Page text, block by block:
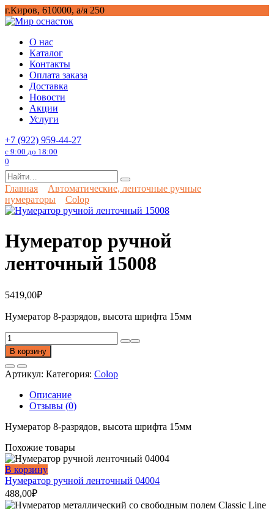
Перейти
к
г.Киров, 610000, а/я 250
О нас
Каталог
Контакты
Оплата заказа
Доставка
Новости
Акции
Услуги
+7 (922) 959-44-27
с 9:00 до 18:00
0
Search
for:
Главная
Автоматические, ленточные ручные
нумераторы
Colop
Нумератор ручной
ленточный 15008
5419,00₽
Нумератор 8-разрядов, высота шрифта 15мм
Количество
товара
Нумератор
ручной
ленточный
15008
В корзину
Артикул: Категория: Colop
Описание
Отзывы (0)
Нумератор 8-разрядов, высота шрифта 15мм
Похожие товары
В корзину
Нумератор ручной ленточный 04004
488,00₽